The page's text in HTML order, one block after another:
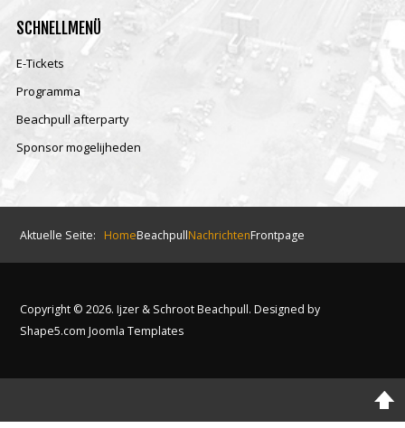
SCHNELLMENÜ
E-Tickets
Programma
Beachpull afterparty
Sponsor mogelijheden
Aktuelle Seite: HomeBeachpullNachrichtenFrontpage
Copyright © 2026. Ijzer & Schroot Beachpull. Designed by
Shape5.comJoomla Templates